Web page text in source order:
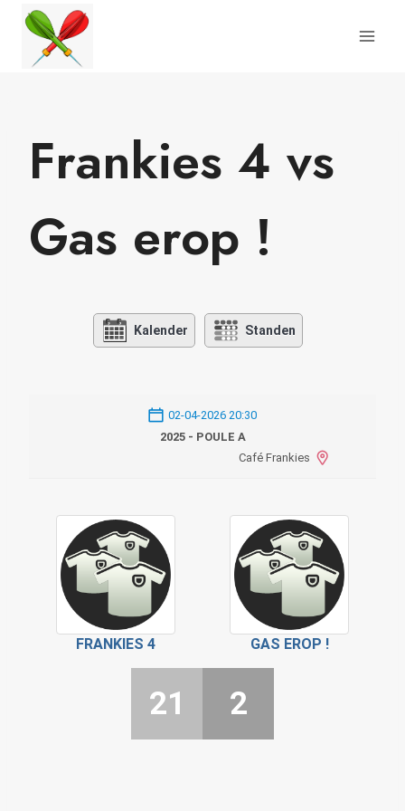
Doorgaan
naar
inhoud
Frankies 4 vs
Gas erop !
Kalender Standen
02-04-2026 20:30
2025 - POULE A
Café Frankies
FRANKIES 4 GAS EROP !
21 2